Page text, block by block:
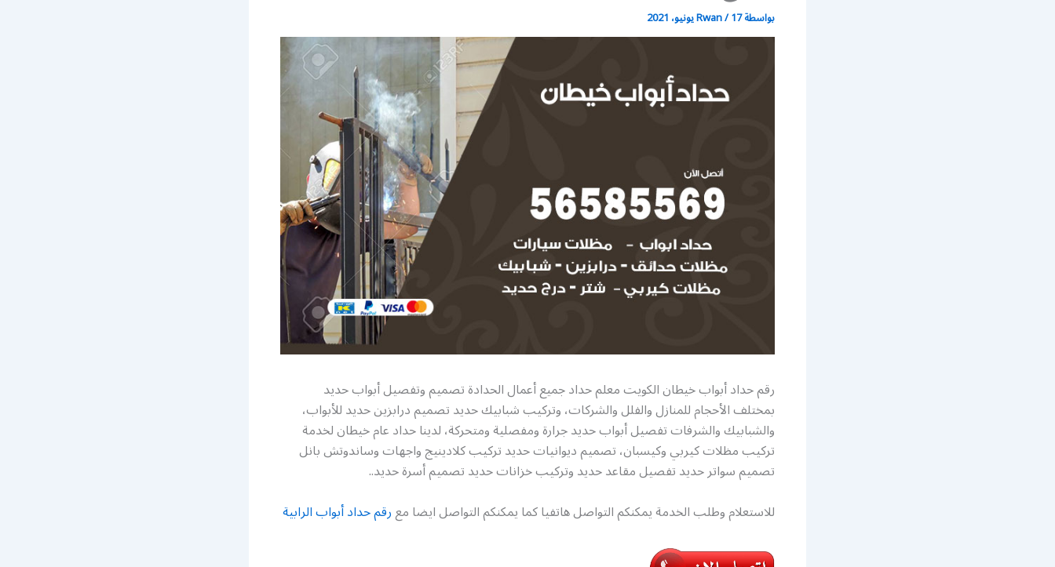
بواسطة Rwan/17 يونيو، 2021
رقم حداد أبواب خيطان الكويت معلم حداد جميع أعمال الحدادة تصميم وتفصيل أبواب حديد
بمختلف الأحجام للمنازل والفلل والشركات، وتركيب شبابيك حديد تصميم درابزين حديد للأبواب،
والشبابيك والشرفات تفصيل أبواب حديد جرارة ومفصلية ومتحركة، لدينا حداد عام خيطان لخدمة
تركيب مظلات كيربي وكيسبان، تصميم ديوانيات حديد تركيب كلادينيج واجهات وساندوتش بانل
تصميم سواتر حديد تفصيل مقاعد حديد وتركيب خزانات حديد تصميم أسرة حديد..
للاستعلام وطلب الخدمة يمكنكم التواصل هاتفيا كما يمكنكم التواصل ايضا معرقم حداد أبواب الرابية